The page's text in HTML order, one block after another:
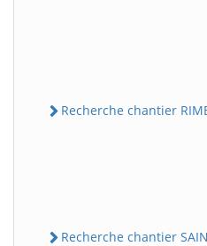
Recherche chantier
Recherche chantier